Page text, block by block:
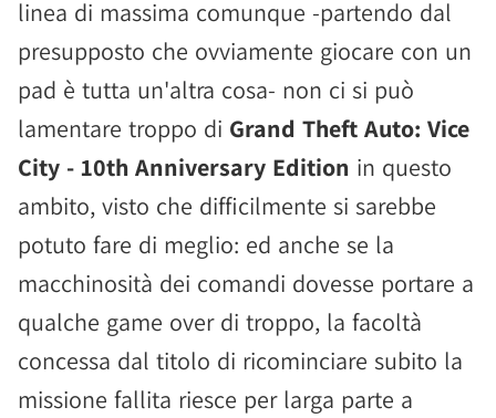
linea di massima comunque -partendo dal
presupposto che ovviamente giocare con un
pad è tutta un'altra cosa- non ci si può
lamentare troppo di Grand Theft Auto: Vice
City - 10th Anniversary Edition in questo
ambito, visto che difficilmente si sarebbe
potuto fare di meglio: ed anche se la
macchinosità dei comandi dovesse portare a
qualche game over di troppo, la facoltà
concessa dal titolo di ricominciare subito la
missione fallita riesce per larga parte a